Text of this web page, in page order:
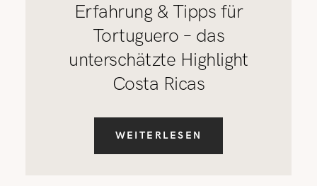
Erfahrung & Tipps für
Tortuguero – das
unterschätzte Highlight
Costa Ricas
WEITERLESEN